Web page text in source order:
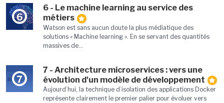
6
6 - Le machine learning au service des
métiers
Watson est sans aucun doute la plus médiatique des
solutions « Machine learning ». En se servant des quantités
massives de...
7
7 - Architecture microservices : vers une
évolution d'un modèle de développement
Aujourd’hui, la technique d’isolation des applications Docker
représente clairement le premier palier pour évoluer vers